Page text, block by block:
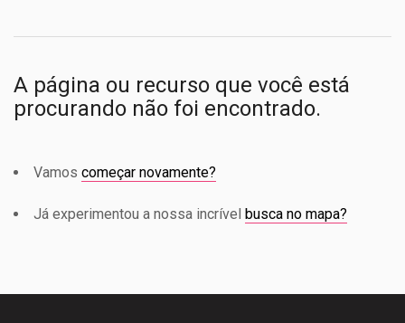
A página ou recurso que você está
procurando não foi encontrado.
Vamos começar novamente?
Já experimentou a nossa incrível busca no mapa?